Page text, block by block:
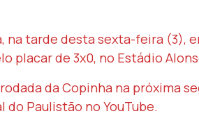
na tarde desta sexta-feira (3),
placar de 3x0, no Estádio
da Copinha na próxima
do Paulistão no YouTube.